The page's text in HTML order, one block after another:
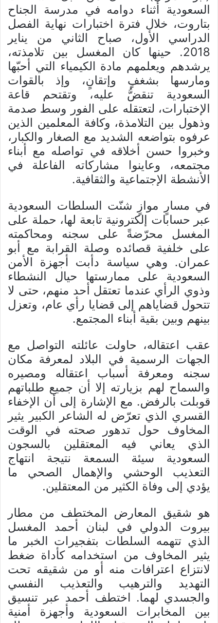
السعودية أثناء دوامه في مدرسة الجناح
بتاروت، خلال فترة اختبارات نهاية الفصل
الدراسي الأول، صباح الثاني من يناير
2018. حينها كان المغسل بين تلامذته،
يرشدهم ويعلمهم مادة الكيمياء التي أحبّها
ومارسها بشغفٍ وإتقانٍ، وإذ بالقوات
السعودية تنقضُّ عليه، وتقتحم قاعة
الإختبارات، لتعتقله على الفور وسط صدمة
وذهول بين التلامذة، وكافة المعلمين الذين
عرفوه بتواضعه الشديد مع الصغار والكبار،
وخبروا حسن أخلاقه في تواصله مع أبناء
مجتمعه، وعاينوا مشاركاته الفاعلة في
الأنشطة الإجتماعية والثقافية.
في مسارٍ موازٍ شنّت السلطات السعودية
عبر حسابات إلكترونية تابعة لها، حملة على
المغسل محرّضةً على سجنه ومحاكمته
على خلفية قصائده وصلة القرابة مع أبو
عمران. وهي سياسة دأبت أجهزة الأمن
السعودية على ممارستها حيال النشطاء
وذوي الرأي عندما تعتقل أحد منهم، حتى لا
تتحول قضاياهم إلى قضايا رأي عام، وتعزل
بينهم وبين بقية أبناء المجتمع.
عقب اعتقاله، حاولت عائلته التواصل مع
الجهات الرسمية في البلاد لمعرفة مكان
سجنه ومعرفة أسباب اعتقاله ومصيره
والسماح لهم بزيارته إلا أن جميع طلباتهم
قوبلت بالرفض. مع الإشارة إلى أن الإخفاء
القسري الذي تعرّض له الشاعر الكبير يثير
المخاوف حول تدهور صحته في الوقت
الذي يعاني فيه المعتقلين بالسجون
السعودية سيئة السمعة نتيجة انتهاج
التعذيب الوحشي والإهمال الصحي ما
يؤدي إلى وفاة الكثير من المعتقلين.
هو شقيق المعارض المختطف من مطار
بيروت الدولي في لبنان أحمد المغسل
الذي تتهمه السلطات بتفجيرات الخبر ما
يثير المخاوف من استخدامه كأداة ضغط
لانتزاع اعترافات منه أو من شقيقه تحت
التهديد والترهيب والتعذيب النفسي
والجسدي لهما. اختطف أحمد عبر تنسيق
بين المخابرات السعودية وأجهزة أمنية